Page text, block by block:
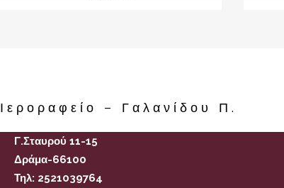
Ιεροραφείο – Γαλανίδου Π.
Γ.Σταυρού 11-15
Δράμα-66100
Τηλ: 2521039764